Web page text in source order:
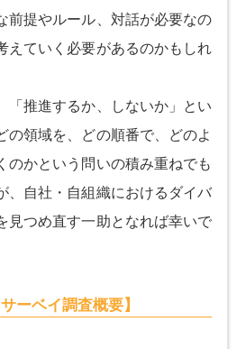
前提やルール、対話が必要なの
えていく必要があるのかもしれ
「推進するか、しないか」とい
の領域を、どの順番で、どのよ
のかという問いの積み重ねでも
、自社・自組織におけるダイバ
見つめ直す一助となれば幸いで
ーベイ調査概要】